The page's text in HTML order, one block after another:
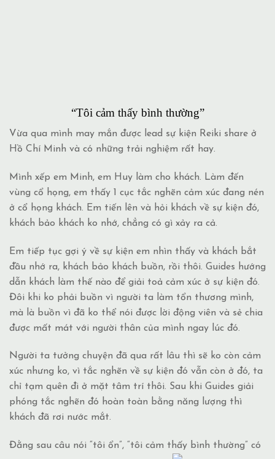
“Tôi cảm thấy bình thường”
Vừa qua mình may mắn được lead sự kiện Reiki share ở
Hồ Chí Minh và có những trải nghiệm rất hay.
Mình xếp em Minh, em Huy làm cho khách. Làm đến
vùng cổ họng, em thấy 1 cục tắc nghẽn cảm xúc đang nén
ở cổ họng khách. Em tiến lên và hỏi khách về sự kiện đó,
khách bảo khách ko nhớ, chẳng có gì xảy ra cả.
Em tiếp tục gợi ý về sự kiện em nhìn thấy và khách bắt
đầu nhớ ra, khách bảo khách buồn, rồi thôi. Guides hướng
dẫn khách làm thế nào để giải toả cảm xúc ở sự kiện đó.
Đôi khi ko phải buồn vì người ta làm tổn thương mình,
mà là buồn vì đã ko thể nói được lời động viên và sẻ chia
được mất mát với người thân của mình ngay lúc đó.
Người ta tưởng chuyện đã qua rất lâu thì sẽ ko còn cảm
xúc nhưng ko, vì tắc nghẽn về sự kiện đó vẫn còn ở đó, ta
chỉ tạm quên đi ở mặt tâm trí thôi. Sau khi Guides giải
phóng tắc nghẽn đó hoàn toàn bằng năng lượng thì
khách đã rơi nước mắt.
Đằng sau câu nói “tôi ổn”, “tôi cảm thấy bình thường” có